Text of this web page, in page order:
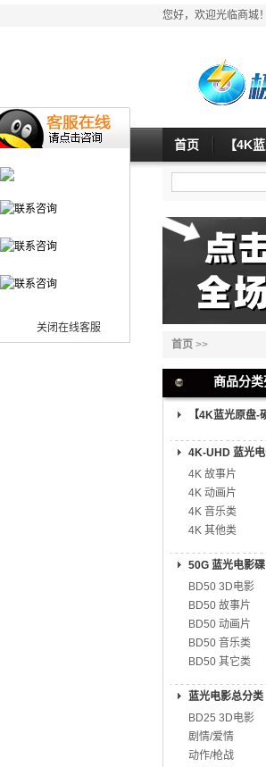
关闭在线客服
您好，欢迎光临商城！
首页 【4K
首页 >>
商品分类
【4K蓝光原盘-
4K-UHD 蓝光
4K 故事片
4K 动画片
4K 音乐类
4K 其他类
50G 蓝光电影碟
BD50 3D电影
BD50 故事片
BD50 动画片
BD50 音乐类
BD50 其它类
蓝光电影总分类
BD25 3D电影
剧情/爱情
动作/枪战